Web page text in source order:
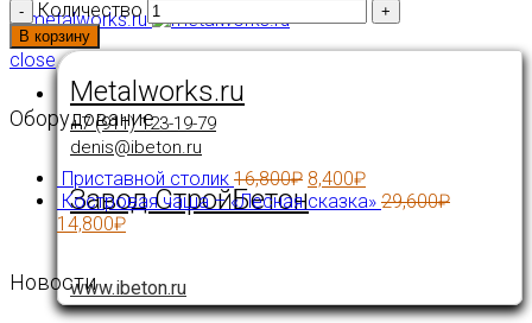
Metalworks.ru
+7 (911) 123-19-79
denis@ibeton.ru
Завод СтройБетон
www.ibeton.ru
Количество
В корзину
close
Оборудование
Приставной столик 16,800₽ 8,400₽
Костровая чаша – «Лесная сказка» 29,600₽
14,800₽
Новости